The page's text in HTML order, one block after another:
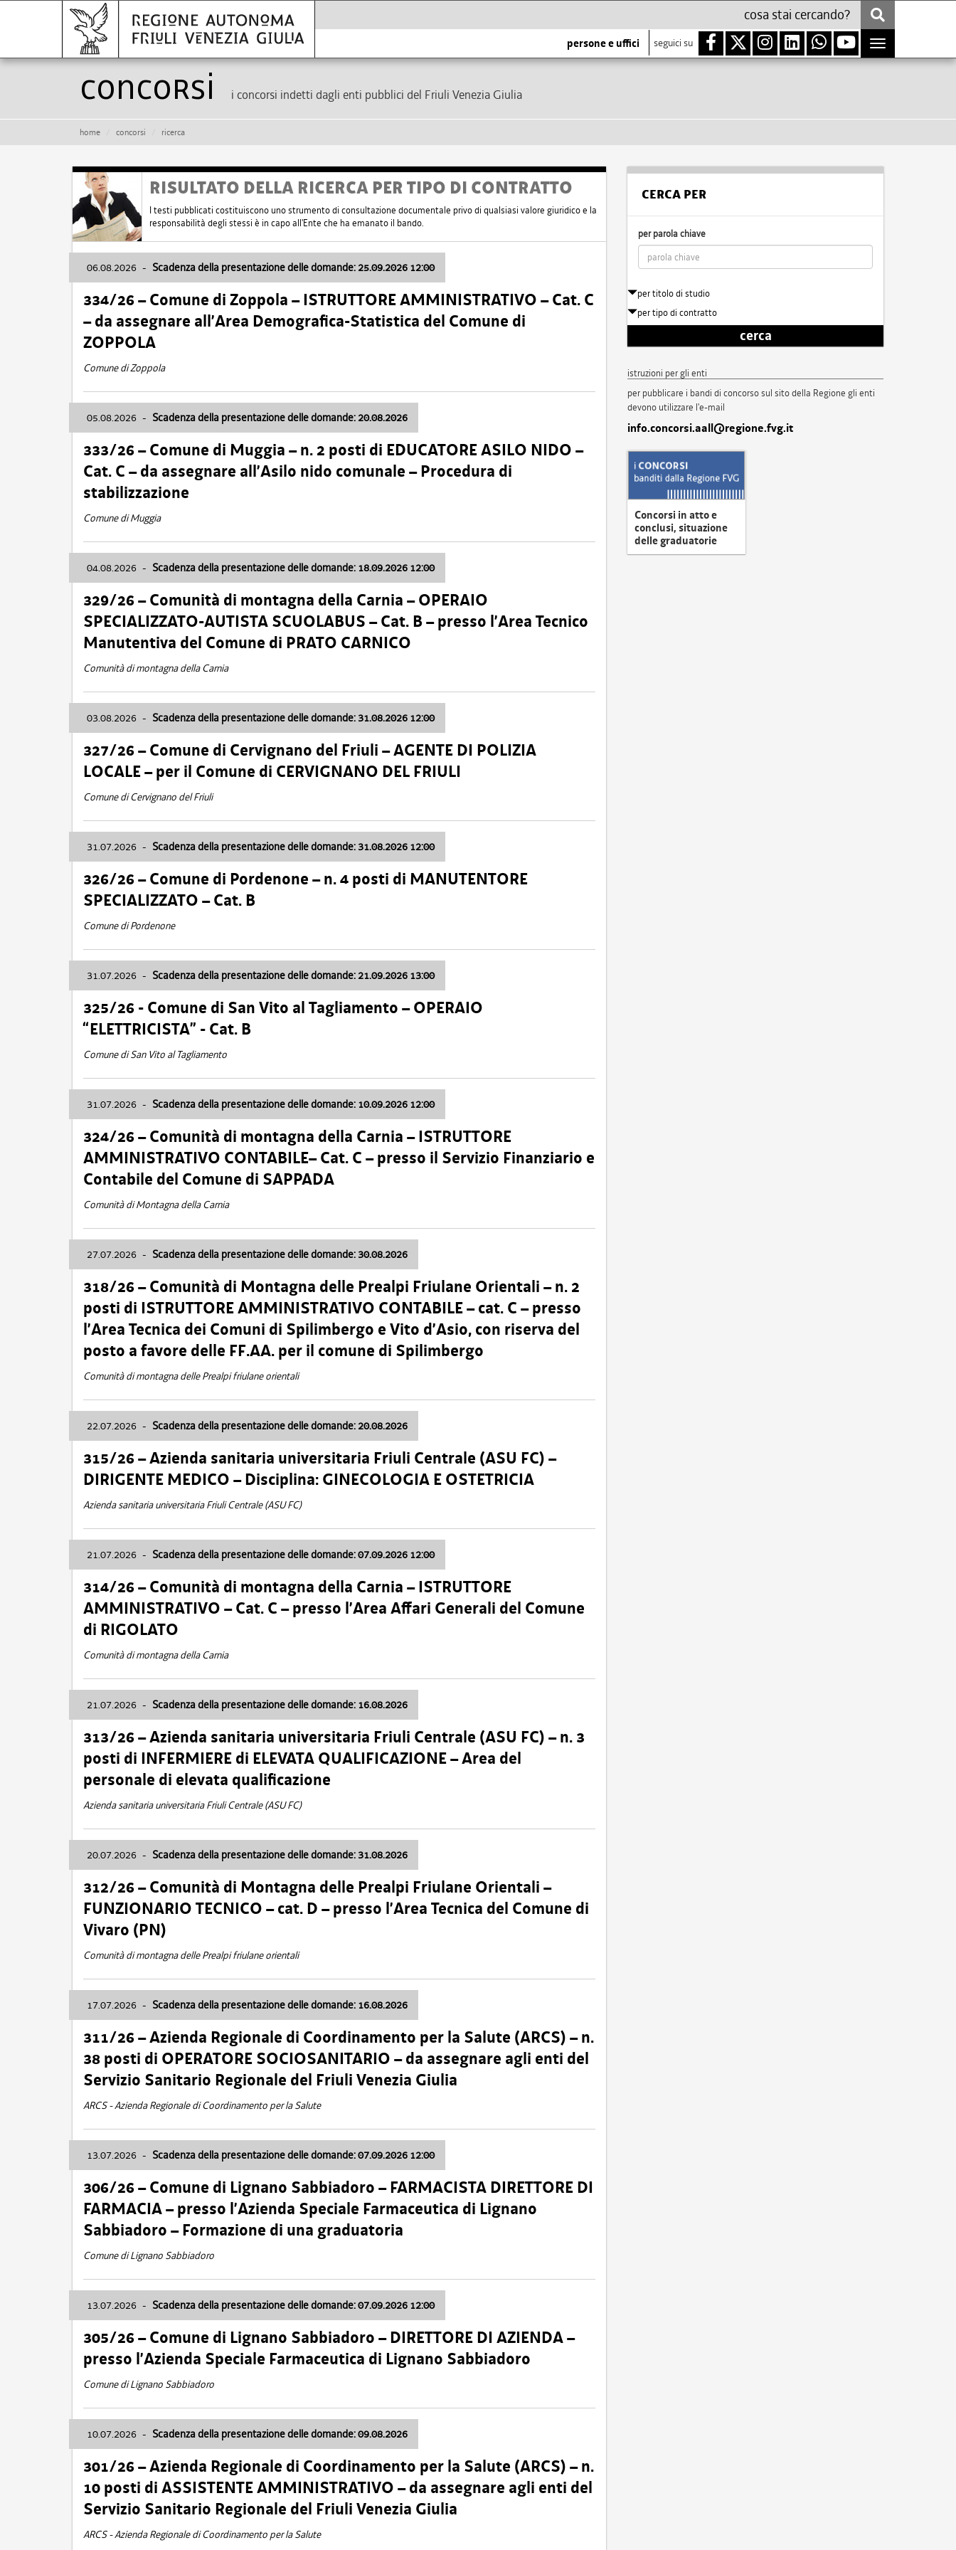
persone e uffici seguici su
Toggle
navigation
Concorsi i concorsi indetti dagli enti pubblici del Friuli Venezia Giulia
home concorsi ricerca
RISULTATO DELLA RICERCA PER TIPO DI CONTRATTO
I testi pubblicati costituiscono uno strumento di consultazione documentale privo di qualsiasi valore giuridico e la
responsabilità degli stessi è in capo all'Ente che ha emanato il bando.
06.08.2026 - Scadenza della presentazione delle domande: 25.09.2026 12:00
334/26 – Comune di Zoppola – ISTRUTTORE AMMINISTRATIVO – Cat. C
– da assegnare all’Area Demografica-Statistica del Comune di
ZOPPOLA
Comune di Zoppola
05.08.2026 - Scadenza della presentazione delle domande: 20.08.2026
333/26 – Comune di Muggia – n. 2 posti di EDUCATORE ASILO NIDO –
Cat. C – da assegnare all’Asilo nido comunale – Procedura di
stabilizzazione
Comune di Muggia
04.08.2026 - Scadenza della presentazione delle domande: 18.09.2026 12:00
329/26 – Comunità di montagna della Carnia – OPERAIO
SPECIALIZZATO-AUTISTA SCUOLABUS – Cat. B – presso l’Area Tecnico
Manutentiva del Comune di PRATO CARNICO
Comunità di montagna della Carnia
03.08.2026 - Scadenza della presentazione delle domande: 31.08.2026 12:00
327/26 – Comune di Cervignano del Friuli – AGENTE DI POLIZIA
LOCALE – per il Comune di CERVIGNANO DEL FRIULI
Comune di Cervignano del Friuli
31.07.2026 - Scadenza della presentazione delle domande: 31.08.2026 12:00
326/26 – Comune di Pordenone – n. 4 posti di MANUTENTORE
SPECIALIZZATO – Cat. B
Comune di Pordenone
31.07.2026 - Scadenza della presentazione delle domande: 21.09.2026 13:00
325/26 - Comune di San Vito al Tagliamento – OPERAIO
“ELETTRICISTA” - Cat. B
Comune di San Vito al Tagliamento
31.07.2026 - Scadenza della presentazione delle domande: 10.09.2026 12:00
324/26 – Comunità di montagna della Carnia – ISTRUTTORE
AMMINISTRATIVO CONTABILE– Cat. C – presso il Servizio Finanziario e
Contabile del Comune di SAPPADA
Comunità di Montagna della Carnia
27.07.2026 - Scadenza della presentazione delle domande: 30.08.2026
318/26 – Comunità di Montagna delle Prealpi Friulane Orientali – n. 2
posti di ISTRUTTORE AMMINISTRATIVO CONTABILE – cat. C – presso
l’Area Tecnica dei Comuni di Spilimbergo e Vito d’Asio, con riserva del
posto a favore delle FF.AA. per il comune di Spilimbergo
Comunità di montagna delle Prealpi friulane orientali
22.07.2026 - Scadenza della presentazione delle domande: 20.08.2026
315/26 – Azienda sanitaria universitaria Friuli Centrale (ASU FC) –
DIRIGENTE MEDICO – Disciplina: GINECOLOGIA E OSTETRICIA
Azienda sanitaria universitaria Friuli Centrale (ASU FC)
21.07.2026 - Scadenza della presentazione delle domande: 07.09.2026 12:00
314/26 – Comunità di montagna della Carnia – ISTRUTTORE
AMMINISTRATIVO – Cat. C – presso l’Area Affari Generali del Comune
di RIGOLATO
Comunità di montagna della Carnia
21.07.2026 - Scadenza della presentazione delle domande: 16.08.2026
313/26 – Azienda sanitaria universitaria Friuli Centrale (ASU FC) – n. 3
posti di INFERMIERE di ELEVATA QUALIFICAZIONE – Area del
personale di elevata qualificazione
Azienda sanitaria universitaria Friuli Centrale (ASU FC)
20.07.2026 - Scadenza della presentazione delle domande: 31.08.2026
312/26 – Comunità di Montagna delle Prealpi Friulane Orientali –
FUNZIONARIO TECNICO – cat. D – presso l’Area Tecnica del Comune di
Vivaro (PN)
Comunità di montagna delle Prealpi friulane orientali
17.07.2026 - Scadenza della presentazione delle domande: 16.08.2026
311/26 – Azienda Regionale di Coordinamento per la Salute (ARCS) – n.
38 posti di OPERATORE SOCIOSANITARIO – da assegnare agli enti del
Servizio Sanitario Regionale del Friuli Venezia Giulia
ARCS - Azienda Regionale di Coordinamento per la Salute
13.07.2026 - Scadenza della presentazione delle domande: 07.09.2026 12:00
306/26 – Comune di Lignano Sabbiadoro – FARMACISTA DIRETTORE DI
FARMACIA – presso l’Azienda Speciale Farmaceutica di Lignano
Sabbiadoro – Formazione di una graduatoria
Comune di Lignano Sabbiadoro
13.07.2026 - Scadenza della presentazione delle domande: 07.09.2026 12:00
305/26 – Comune di Lignano Sabbiadoro – DIRETTORE DI AZIENDA –
presso l’Azienda Speciale Farmaceutica di Lignano Sabbiadoro
Comune di Lignano Sabbiadoro
10.07.2026 - Scadenza della presentazione delle domande: 09.08.2026
301/26 – Azienda Regionale di Coordinamento per la Salute (ARCS) – n.
10 posti di ASSISTENTE AMMINISTRATIVO – da assegnare agli enti del
Servizio Sanitario Regionale del Friuli Venezia Giulia
ARCS - Azienda Regionale di Coordinamento per la Salute
CERCA PER
per parola chiave
per titolo di studio
per tipo di contratto
cerca
istruzioni per gli enti
per pubblicare i bandi di concorso sul sito della Regione gli enti
devono utilizzare l'e-mail
info.concorsi.aall@regione.fvg.it
Concorsi in atto e
conclusi, situazione
delle graduatorie